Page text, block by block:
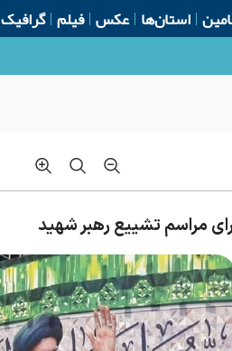
استان‌ها عکس فیلم گرافیک